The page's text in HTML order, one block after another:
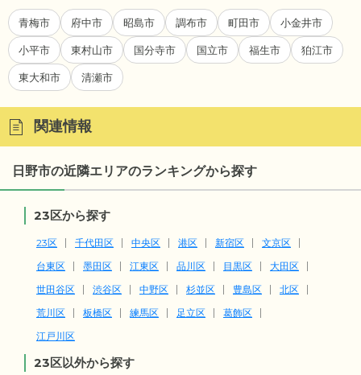
青梅市 府中市 昭島市 調布市 町田市 小金井市
小平市 東村山市 国分寺市 国立市 福生市 狛江市
東大和市 清瀬市
関連情報
日野市の近隣エリアのランキングから探す
23区から探す
23区 千代田区 中央区 港区 新宿区
文京区
台東区
墨田区 江東区 品川区 目黒区
大田区
世田谷区
渋谷区 中野区 杉並区 豊島区
北区
荒川区
板橋区 練馬区 足立区
葛飾区
江戸川区
23区以外から探す